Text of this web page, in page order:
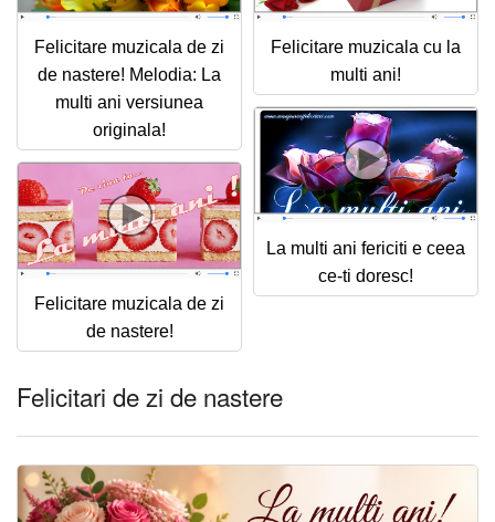
Felicitare muzicala de zi
de nastere! Melodia: La
multi ani versiunea
originala!
Felicitare muzicala cu la
multi ani!
La multi ani fericiti e ceea
ce-ti doresc!
Felicitare muzicala de zi
de nastere!
Felicitari de zi de nastere